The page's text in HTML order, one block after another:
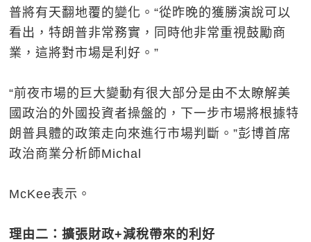
普將有天翻地覆的變化。“從昨晚的獲勝演說可以
看出，特朗普非常務實，同時他非常重視鼓勵商
業，這將對市場是利好。”
“前夜市場的巨大變動有很大部分是由不太瞭解美
國政治的外國投資者操盤的，下一步市場將根據特
朗普具體的政策走向來進行市場判斷。”彭博首席
政治商業分析師Michal
McKee表示。
理由二：擴張財政+減稅帶來的利好